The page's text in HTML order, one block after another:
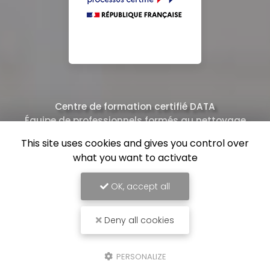
Centre de formation certifié DATA
Équipe de professionnels formés au nettoyage
This site uses cookies and gives you control over
what you want to activate
OK, accept all
Deny all cookies
PERSONALIZE